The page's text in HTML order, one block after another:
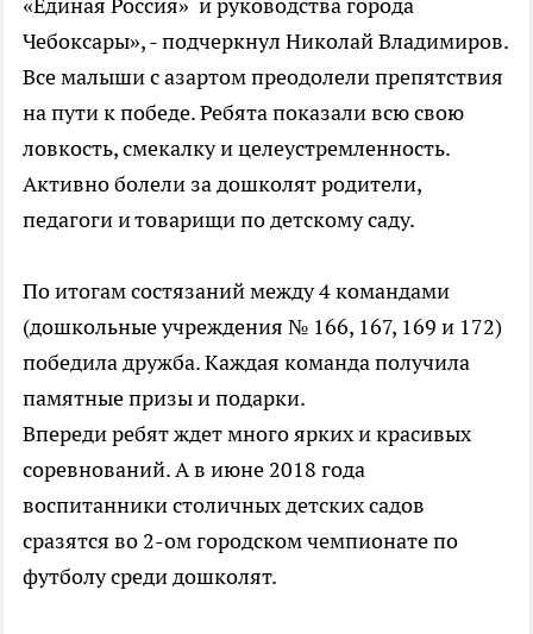
«Единая Россия» и руководства города
Чебоксары», - подчеркнул Николай Владимиров.
Все малыши с азартом преодолели препятствия
на пути к победе. Ребята показали всю свою
ловкость, смекалку и целеустремленность.
Активно болели за дошколят родители,
педагоги и товарищи по детскому саду.
По итогам состязаний между 4 командами
(дошкольные учреждения № 166, 167, 169 и 172)
победила дружба. Каждая команда получила
памятные призы и подарки.
Впереди ребят ждет много ярких и красивых
соревнований. А в июне 2018 года
воспитанники столичных детских садов
сразятся во 2-ом городском чемпионате по
футболу среди дошколят.